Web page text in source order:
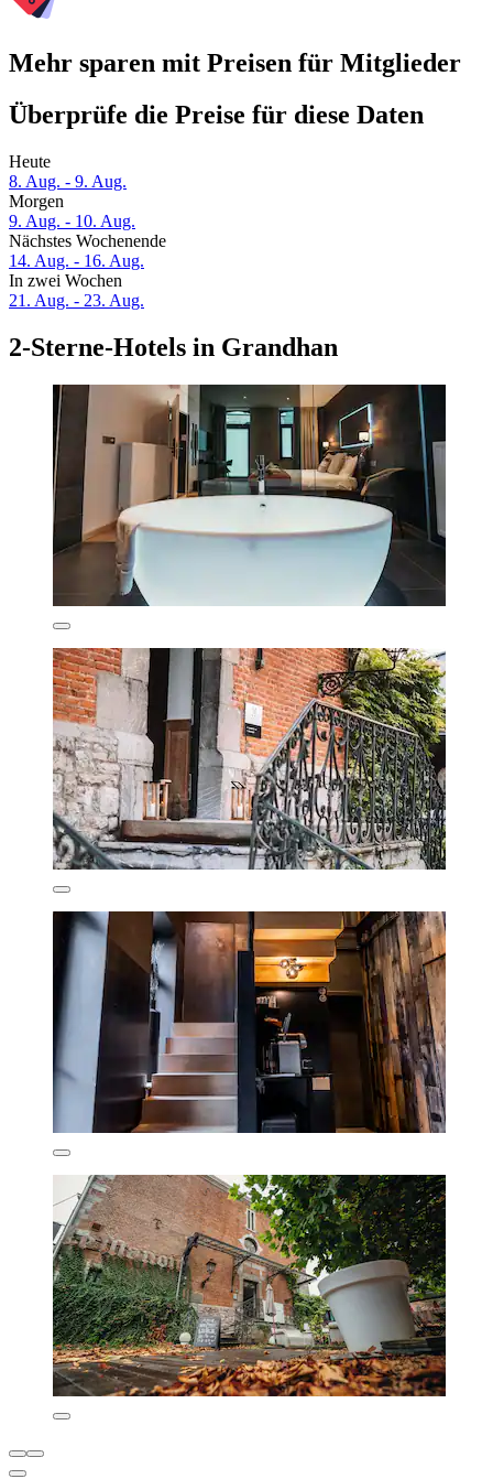
Mehr sparen mit Preisen für Mitglieder
Überprüfe die Preise für diese Daten
Heute
8. Aug. - 9. Aug.
Morgen
9. Aug. - 10. Aug.
Nächstes Wochenende
14. Aug. - 16. Aug.
In zwei Wochen
21. Aug. - 23. Aug.
2-Sterne-Hotels in Grandhan